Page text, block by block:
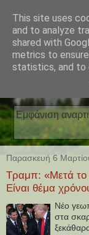
Εμφάνιση
Παρασκευή 6
Τραμπ: «Μετά το
Είναι θέμα
Νέο
στα
ξεκάθαρα
This site uses
and to analyze
shared with
metrics to
statistics, and to